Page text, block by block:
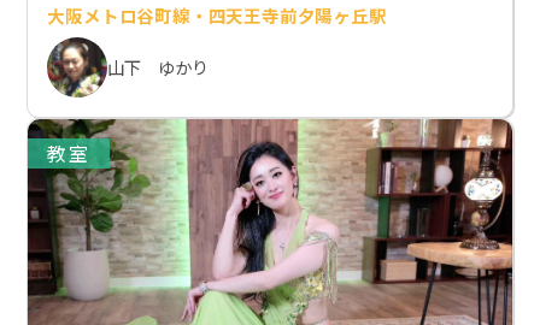
大阪メトロ谷町線・四天王寺前夕陽ヶ丘駅
山下 ゆかり
教室